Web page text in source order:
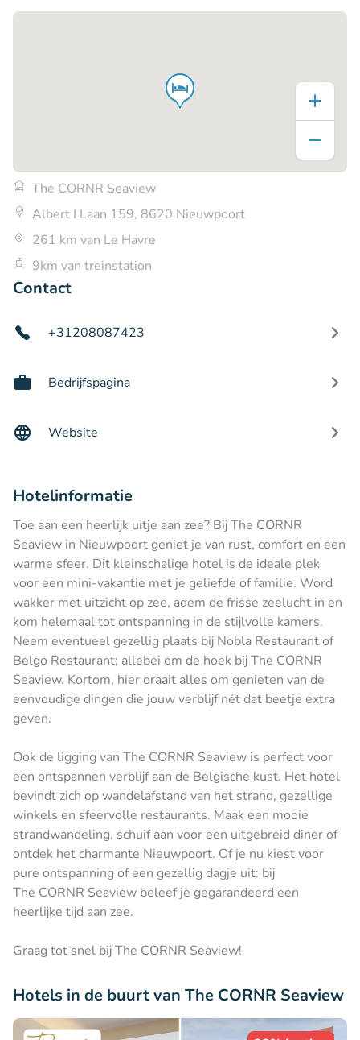
The CORNR Seaview
Albert I Laan 159, 8620 Nieuwpoort
261 km van Le Havre
9km van treinstation
Contact
+31208087423
Bedrijfspagina
Website
Hotelinformatie
Toe aan een heerlijk uitje aan zee? Bij The CORNR
Seaview in Nieuwpoort geniet je van rust, comfort en een
warme sfeer. Dit kleinschalige hotel is de ideale plek
voor een mini-vakantie met je geliefde of familie. Word
wakker met uitzicht op zee, adem de frisse zeelucht in en
kom helemaal tot ontspanning in de stijlvolle kamers.
Neem eventueel gezellig plaats bij Nobla Restaurant of
Belgo Restaurant; allebei om de hoek bij The CORNR
Seaview. Kortom, hier draait alles om genieten van de
eenvoudige dingen die jouw verblijf nét dat beetje extra
geven.
Ook de ligging van The CORNR Seaview is perfect voor
een ontspannen verblijf aan de Belgische kust. Het hotel
bevindt zich op wandelafstand van het strand, gezellige
winkels en sfeervolle restaurants. Maak een mooie
strandwandeling, schuif aan voor een uitgebreid diner of
ontdek het charmante Nieuwpoort. Of je nu kiest voor
pure ontspanning of een gezellig dagje uit: bij
The CORNR Seaview beleef je gegarandeerd een
heerlijke tijd aan zee.
Graag tot snel bij The CORNR Seaview!
Hotels in de buurt van The CORNR Seaview